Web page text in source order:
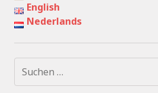
English
Nederlands
nach: